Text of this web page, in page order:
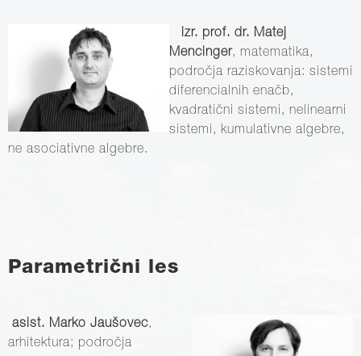
izr. prof. dr. Matej
Mencinger, matematika,
področja raziskovanja: sistemi
diferencialnih enačb,
kvadratični sistemi, nelinearni
sistemi, kumulativne algebre,
ne asociativne algebre.
Parametrični les
asist. Marko Jaušovec,
arhitektura; področja